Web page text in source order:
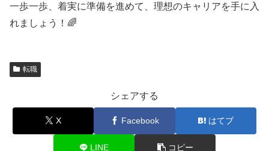
一歩一歩、着実に準備を進めて、理想のキャリアを手に入
れましょう！🌈
転職
シェアする
X Facebook はてブ
LINE コピー